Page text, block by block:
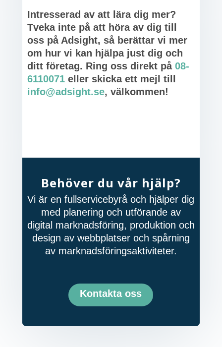
Intresserad av att lära dig mer?
Tveka inte på att höra av dig till
oss på Adsight, så berättar vi mer
om hur vi kan hjälpa just dig och
ditt företag. Ring oss direkt på 08-
6110071eller skicka ett mejl till
info@adsight.se, välkommen!
Behöver du vår hjälp?
Vi är en fullservicebyrå och hjälper dig
med planering och utförande av
digital marknadsföring, produktion och
design av webbplatser och spårning
av marknadsföringsaktiviteter.
Kontakta oss